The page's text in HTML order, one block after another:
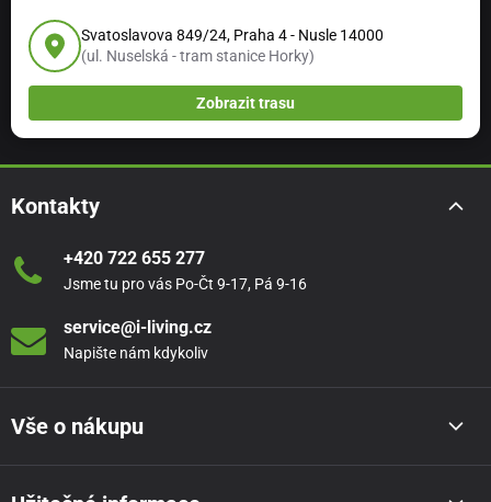
Svatoslavova 849/24, Praha 4 - Nusle 14000
(ul. Nuselská - tram stanice Horky)
Zobrazit trasu
Kontakty
+420 722 655 277
Jsme tu pro vás Po-Čt 9-17, Pá 9-16
service@i-living.cz
Napište nám kdykoliv
Vše o nákupu